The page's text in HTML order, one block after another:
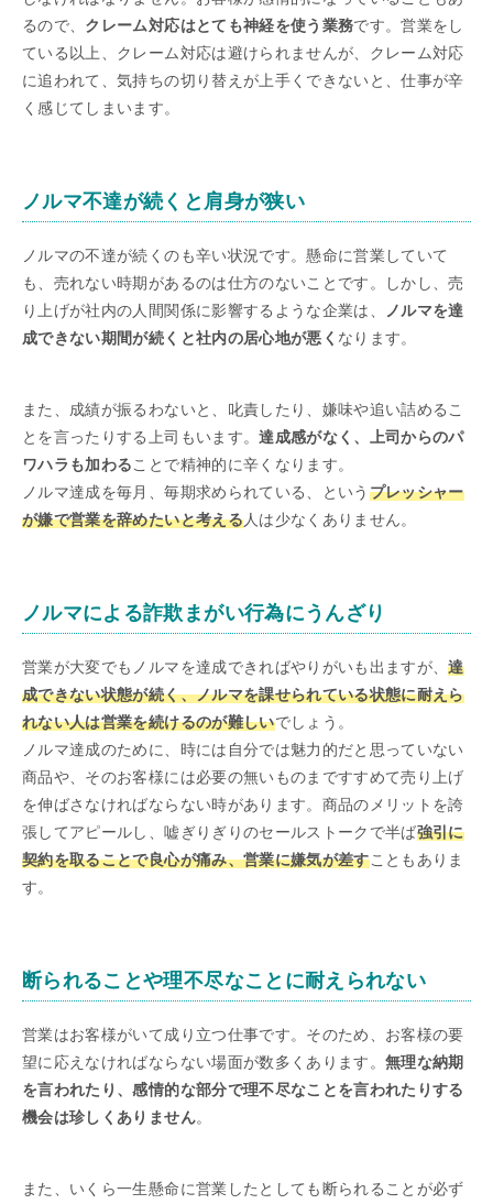
るので、 クレーム対応はとても神経を使う業務です。営業をし
ている以上、クレーム対応は避けられませんが、クレーム対応
に追われて、気持ちの切り替えが上手くできないと、仕事が辛
く感じてしまいます。
ノルマ不達が続くと肩身が狭い
ノルマの不達が続くのも辛い状況です。懸命に営業していて
も、売れない時期があるのは仕方のないことです。しかし、売
り上げが社内の人間関係に影響するような企業は、
ノルマを達
成できない期間が続くと社内の居心地が悪く なります。
また、成績が振るわないと、叱責したり、嫌味や追い詰めるこ
とを言ったりする上司もいます。達成感がなく、上司からのパ
ワハラも加わることで精神的に辛くなります。
ノルマ達成を毎月、毎期求められている、という プレッシャー
が嫌で営業を辞めたいと考える人は少なくありません。
ノルマによる詐欺まがい行為にうんざり
営業が大変でもノルマを達成できればやりがいも出ますが、達
成できない状態が続く、ノルマを課せられている状態に耐えら
れない人は営業を続けるのが難しいでしょう。
ノルマ達成のために、時には自分では魅力的だと思っていない
商品や、そのお客様には必要の無いものまですすめて売り上げ
を伸ばさなければならない時があります。商品のメリットを誇
張してアピールし、嘘ぎりぎりのセールストークで半ば強引に
契約を取ることで良心が痛み、営業に嫌気が差すこともありま
す。
断られることや理不尽なことに耐えられない
営業はお客様がいて成り立つ仕事です。そのため、お客様の要
望に応えなければならない場面が数多くあります。無理な納期
を言われたり、感情的な部分で理不尽なことを言われたりする
機会は珍しくありません。
また、いくら一生懸命に営業したとしても断られることが必ず